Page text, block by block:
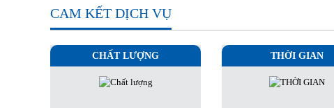
CAM KẾT DỊCH VỤ
CHẤT LƯỢNG THỜI GIAN